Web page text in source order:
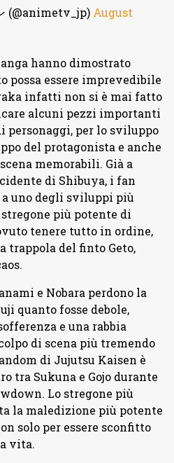
(@animetv_jp) August
hanno dimostrato
possa essere imprevedibile
infatti non si è mai fatto
alcuni pezzi importanti
personaggi, per lo sviluppo
del protagonista e anche
memorabili. Già a
di Shibuya, i fan
uno degli sviluppi più
più potente di
tenere tutto in ordine,
trappola del finto Geto,
e Nobara perdono la
quanto fosse debole,
e una rabbia
di scena più tremendo
di Jujutsu Kaisen è
tra Sukuna e Gojo durante
Lo stregone più
la maledizione più potente
solo per essere sconfitto
vita.